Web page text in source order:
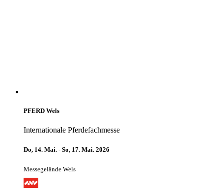
PFERD Wels
Internationale Pferdefachmesse
Do, 14. Mai. - So, 17. Mai. 2026
Messegelände Wels